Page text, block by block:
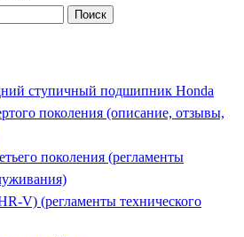
ступичный подшипник Honda
поколения (описание, отзывы,
поколения (регламенты
V) (регламенты технического